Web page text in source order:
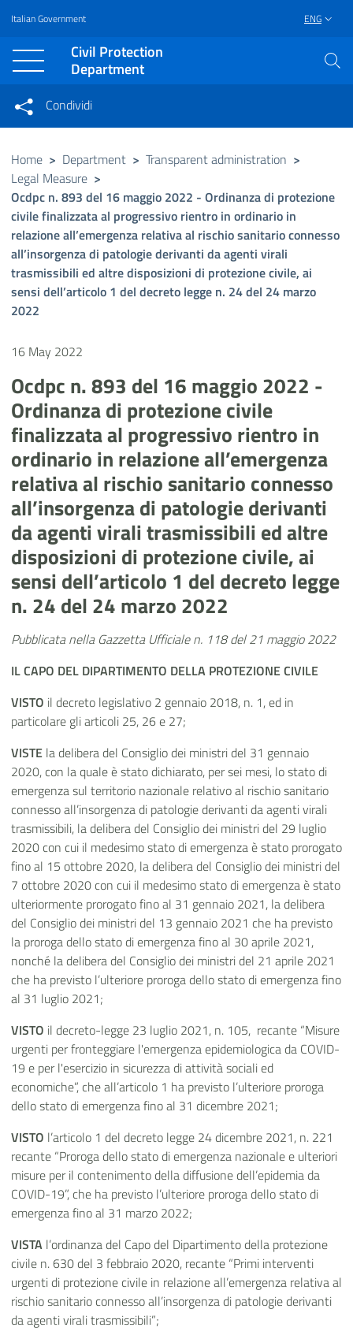
Vai al contenuto principale
Raggiungi il piè di pagina
Italian Government ENG
Civil Protection
Department
Condividi su Facebook
Condividi su Twitter
Condividi
Condividi sui social network
Home > Department > Transparent administration >
Legal Measure >
Ocdpc n. 893 del 16 maggio 2022 - Ordinanza di protezione
civile finalizzata al progressivo rientro in ordinario in
relazione all’emergenza relativa al rischio sanitario connesso
all’insorgenza di patologie derivanti da agenti virali
trasmissibili ed altre disposizioni di protezione civile, ai
sensi dell’articolo 1 del decreto legge n. 24 del 24 marzo
2022
16 May 2022
Ocdpc n. 893 del 16 maggio 2022 -
Ordinanza di protezione civile
finalizzata al progressivo rientro in
ordinario in relazione all’emergenza
relativa al rischio sanitario connesso
all’insorgenza di patologie derivanti
da agenti virali trasmissibili ed altre
disposizioni di protezione civile, ai
sensi dell’articolo 1 del decreto legge
n. 24 del 24 marzo 2022
Pubblicata nella Gazzetta Ufficiale n. 118 del 21 maggio 2022
IL CAPO DEL DIPARTIMENTO DELLA PROTEZIONE CIVILE
VISTO il decreto legislativo 2 gennaio 2018, n. 1, ed in
particolare gli articoli 25, 26 e 27;
VISTE la delibera del Consiglio dei ministri del 31 gennaio
2020, con la quale è stato dichiarato, per sei mesi, lo stato di
emergenza sul territorio nazionale relativo al rischio sanitario
connesso all’insorgenza di patologie derivanti da agenti virali
trasmissibili, la delibera del Consiglio dei ministri del 29 luglio
2020 con cui il medesimo stato di emergenza è stato prorogato
fino al 15 ottobre 2020, la delibera del Consiglio dei ministri del
7 ottobre 2020 con cui il medesimo stato di emergenza è stato
ulteriormente prorogato fino al 31 gennaio 2021, la delibera
del Consiglio dei ministri del 13 gennaio 2021 che ha previsto
la proroga dello stato di emergenza fino al 30 aprile 2021,
nonché la delibera del Consiglio dei ministri del 21 aprile 2021
che ha previsto l’ulteriore proroga dello stato di emergenza fino
al 31 luglio 2021;
VISTO il decreto-legge 23 luglio 2021, n. 105, recante “Misure
urgenti per fronteggiare l'emergenza epidemiologica da COVID-
19 e per l'esercizio in sicurezza di attività sociali ed
economiche”, che all’articolo 1 ha previsto l’ulteriore proroga
dello stato di emergenza fino al 31 dicembre 2021;
VISTO l’articolo 1 del decreto legge 24 dicembre 2021, n. 221
recante “Proroga dello stato di emergenza nazionale e ulteriori
misure per il contenimento della diffusione dell’epidemia da
COVID-19”, che ha previsto l’ulteriore proroga dello stato di
emergenza fino al 31 marzo 2022;
VISTA l’ordinanza del Capo del Dipartimento della protezione
civile n. 630 del 3 febbraio 2020, recante “Primi interventi
urgenti di protezione civile in relazione all’emergenza relativa al
rischio sanitario connesso all’insorgenza di patologie derivanti
da agenti virali trasmissibili”;